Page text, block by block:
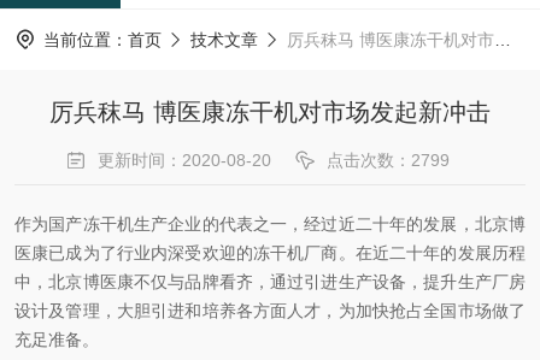
当前位置： 首页 技术文章 厉兵秣马 博医康冻干机对市场发起新冲击
厉兵秣马 博医康冻干机对市场发起新冲击
更新时间：2020-08-20 点击次数：2799
作为国产冻干机生产企业的代表之一，经过近二十年的发展，北京博
医康已成为了行业内深受欢迎的冻干机厂商。在近二十年的发展历程
中，北京博医康不仅与品牌看齐，通过引进生产设备，提升生产厂房
设计及管理，大胆引进和培养各方面人才，为加快抢占全国市场做了
充足准备。